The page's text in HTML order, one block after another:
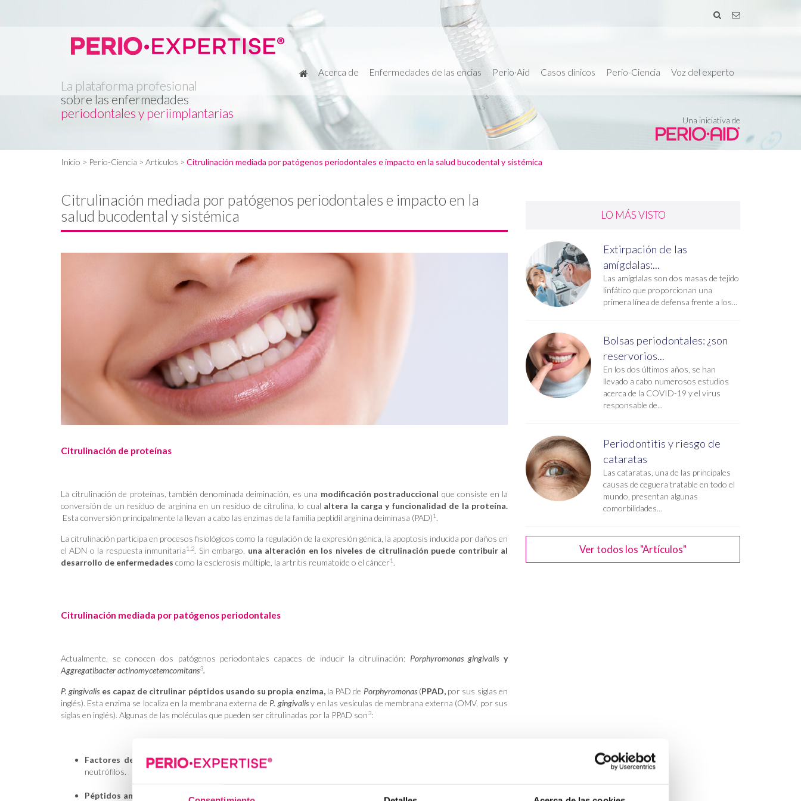
Acerca de Enfermedades de las encias Perio·Aid Casos clínicos Perio-Ciencia Voz del experto
La plataforma profesional
sobre las enfermedades
periodontales y periimplantarias
Una iniciativa de
Inicio > Perio-Ciencia > Artículos > Citrulinación mediada por patógenos periodontales e impacto en la salud bucodental y sistémica
Citrulinación mediada por patógenos periodontales e impacto en la
salud bucodental y sistémica
Citrulinación de proteínas
La citrulinación de proteínas, también denominada deiminación, es una modificación postraduccional que consiste en la
conversión de un residuo de arginina en un residuo de citrulina, lo cual altera la carga y funcionalidad de la proteína.
Esta conversión principalmente la llevan a cabo las enzimas de la familia peptidil arginina deiminasa (PAD)1 .
La citrulinación participa en procesos fisiológicos como la regulación de la expresión génica, la apoptosis inducida por daños en
el ADN o la respuesta inmunitaria1,2. Sin embargo, una alteración en los niveles de citrulinación puede contribuir al
desarrollo de enfermedades como la esclerosis múltiple, la artritis reumatoide o el cáncer1 .
Citrulinación mediada por patógenos periodontales
Actualmente, se conocen dos patógenos periodontales capaces de inducir la citrulinación: Porphyromonas gingivalis y
Aggregatibacter actinomycetemcomitans3.
P. gingivalis es capaz de citrulinar péptidos usando su propia enzima,la PAD de Porphyromonas(PPAD,por sus siglas en
inglés). Esta enzima se localiza en la membrana externa de P. gingivalisy en las vesículas de membrana externa (OMV, por sus
siglas en inglés). Algunas de las moléculas que pueden ser citrulinadas por la PPAD son3:
Factores del complementocomo el C5a, cuya citrulinación reduce su actividad quimiotáctica y la activación de
neutrófilos.
Péptidos antimicrobianos catiónicos (CAMP),
que atraen las membranas de carga negativa para romperlas y así
LO MÁS VISTO
Extirpación de las
amígdalas:...
Las amígdalas son dos masas de tejido
linfático que proporcionan una
primera línea de defensa frente a los...
Bolsas periodontales: ¿son
reservorios...
En los dos últimos años, se han
llevado a cabo numerosos estudios
acerca de la COVID-19 y el virus
responsable de...
Periodontitis y riesgo de
cataratas
Las cataratas, una de las principales
causas de ceguera tratable en todo el
mundo, presentan algunas
comorbilidades...
Ver todos los "Artículos"